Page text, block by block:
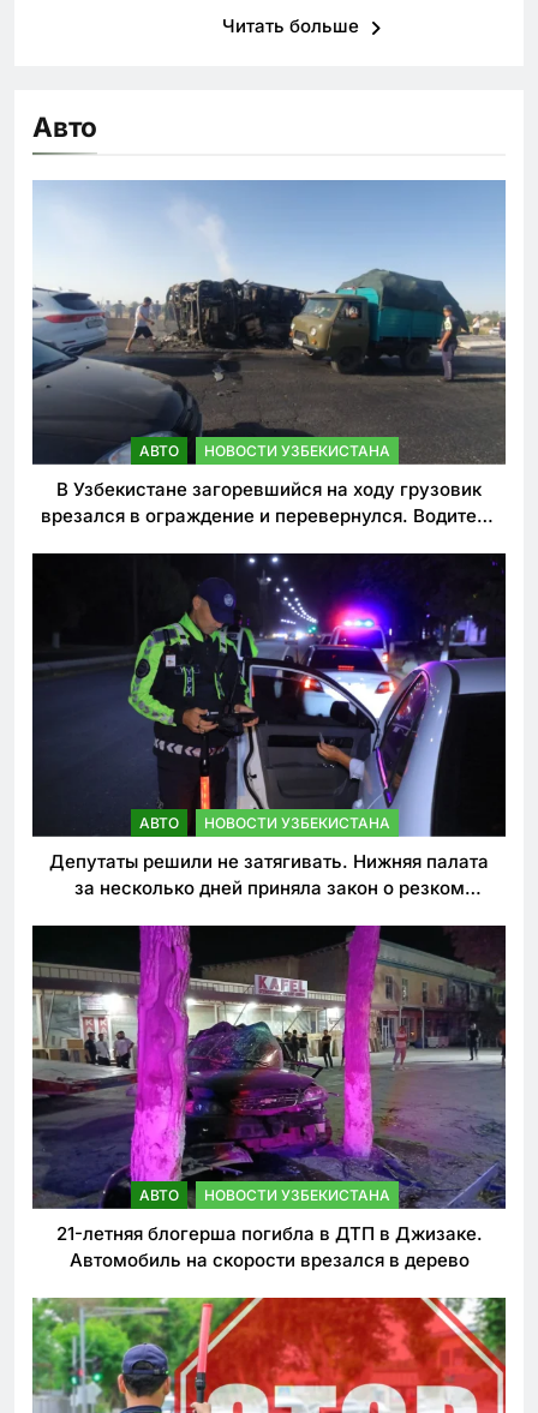
Читать больше
Авто
АВТО НОВОСТИ УЗБЕКИСТАНА
В Узбекистане загоревшийся на ходу грузовик
врезался в ограждение и перевернулся. Водитель
АВТО НОВОСТИ УЗБЕКИСТАНА
Депутаты решили не затягивать. Нижняя палата
за несколько дней приняла закон о резком
АВТО НОВОСТИ УЗБЕКИСТАНА
21-летняя блогерша погибла в ДТП в Джизаке.
Автомобиль на скорости врезался в дерево